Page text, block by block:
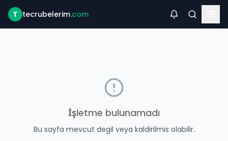
T tecrubelerim.com
İşletme bulunamadı
Bu sayfa mevcut degil veya kaldirilmis olabilir.